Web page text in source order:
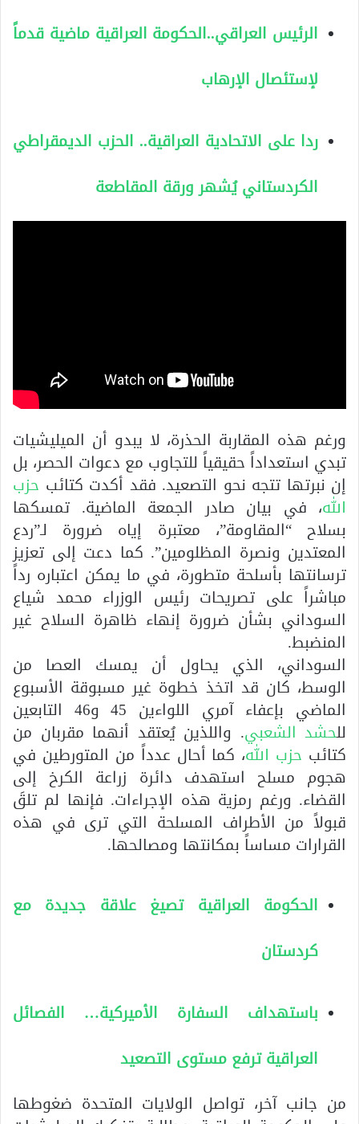
الرئيس العراقي..الحكومة العراقية ماضية قدماً
لإستئصال الإرهاب
ردا على الاتحادية العراقية.. الحزب الديمقراطي
الكردستاني يُشهر ورقة المقاطعة
ورغم هذه المقاربة الحذرة، لا يبدو أن الميليشيات
تبدي استعداداً حقيقياً للتجاوب مع دعوات الحصر، بل
إن نبرتها تتجه نحو التصعيد. فقد أكدت كتائب حزب
الله، في بيان صادر الجمعة الماضية. تمسكها
بسلاح “المقاومة”، معتبرة إياه ضرورة لـ”ردع
المعتدين ونصرة المظلومين”. كما دعت إلى تعزيز
ترسانتها بأسلحة متطورة، في ما يمكن اعتباره رداً
مباشراً على تصريحات رئيس الوزراء محمد شياع
السوداني بشأن ضرورة إنهاء ظاهرة السلاح غير
المنضبط.
السوداني، الذي يحاول أن يمسك العصا من
الوسط، كان قد اتخذ خطوة غير مسبوقة الأسبوع
الماضي بإعفاء آمري اللواءين 45 و46 التابعين
للحشد الشعبي. واللذين يُعتقد أنهما مقربان من
كتائب حزب الله، كما أحال عدداً من المتورطين في
هجوم مسلح استهدف دائرة زراعة الكرخ إلى
القضاء. ورغم رمزية هذه الإجراءات. فإنها لم تلقَ
قبولاً من الأطراف المسلحة التي ترى في هذه
القرارات مساساً بمكانتها ومصالحها.
الحكومة العراقية تصيغ علاقة جديدة مع
كردستان
باستهداف السفارة الأميركية… الفصائل
العراقية ترفع مستوى التصعيد
من جانب آخر، تواصل الولايات المتحدة ضغوطها